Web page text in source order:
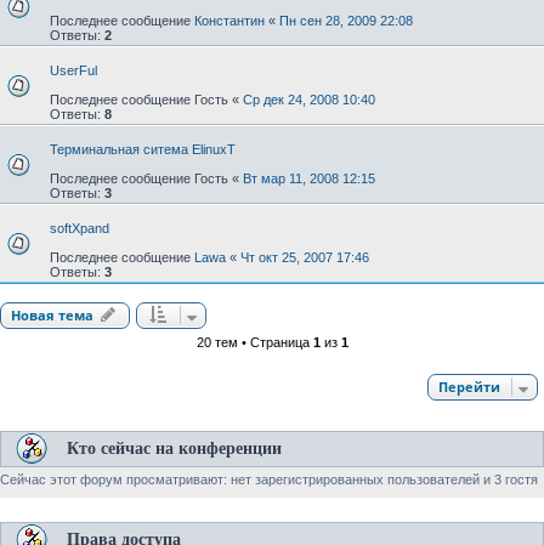
Последнее сообщение Константин « Пн сен 28, 2009 22:08
Ответы: 2
UserFul
Последнее сообщение Гость « Ср дек 24, 2008 10:40
Ответы: 8
Терминальная ситема ElinuxT
Последнее сообщение Гость « Вт мар 11, 2008 12:15
Ответы: 3
softXpand
Последнее сообщение Lawa « Чт окт 25, 2007 17:46
Ответы: 3
Новая тема
20 тем • Страница 1из 1
Перейти
Кто сейчас на конференции
Сейчас этот форум просматривают: нет зарегистрированных пользователей и 3 гостя
Права доступа